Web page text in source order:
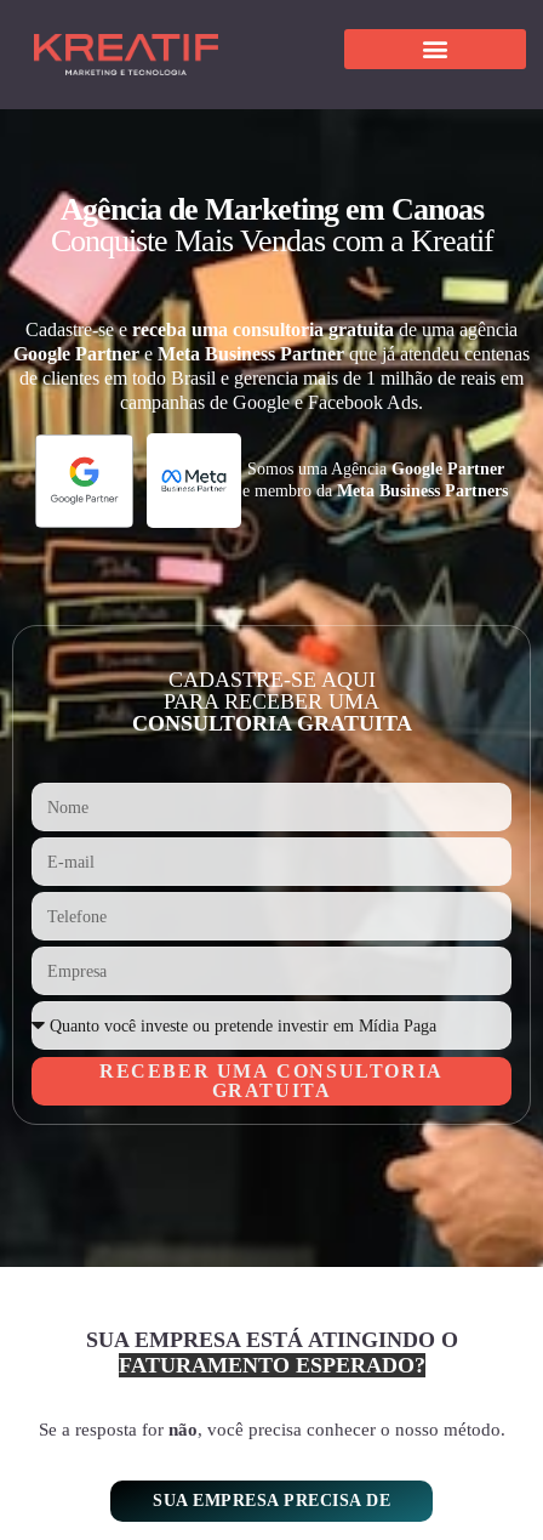
Agência de Marketing em Canoas
Conquiste Mais Vendas com a Kreatif
Cadastre-se ereceba uma consultoria gratuitade uma agência
Google Partnere Meta Business Partnerque já atendeu centenas
de clientes em todo Brasil e gerencia mais de 1 milhão de reais em
campanhas de Google e Facebook Ads.
Somos uma AgênciaGoogle Partner
e membro daMeta Business Partners
CADASTRE-SE AQUI
PARA RECEBER UMA
CONSULTORIA GRATUITA
RECEBER UMA CONSULTORIA
GRATUITA
SUA EMPRESA ESTÁ ATINGINDO O
FATURAMENTO ESPERADO?
Se a resposta for não, você precisa conhecer o nosso método.
SUA EMPRESA PRECISA DE